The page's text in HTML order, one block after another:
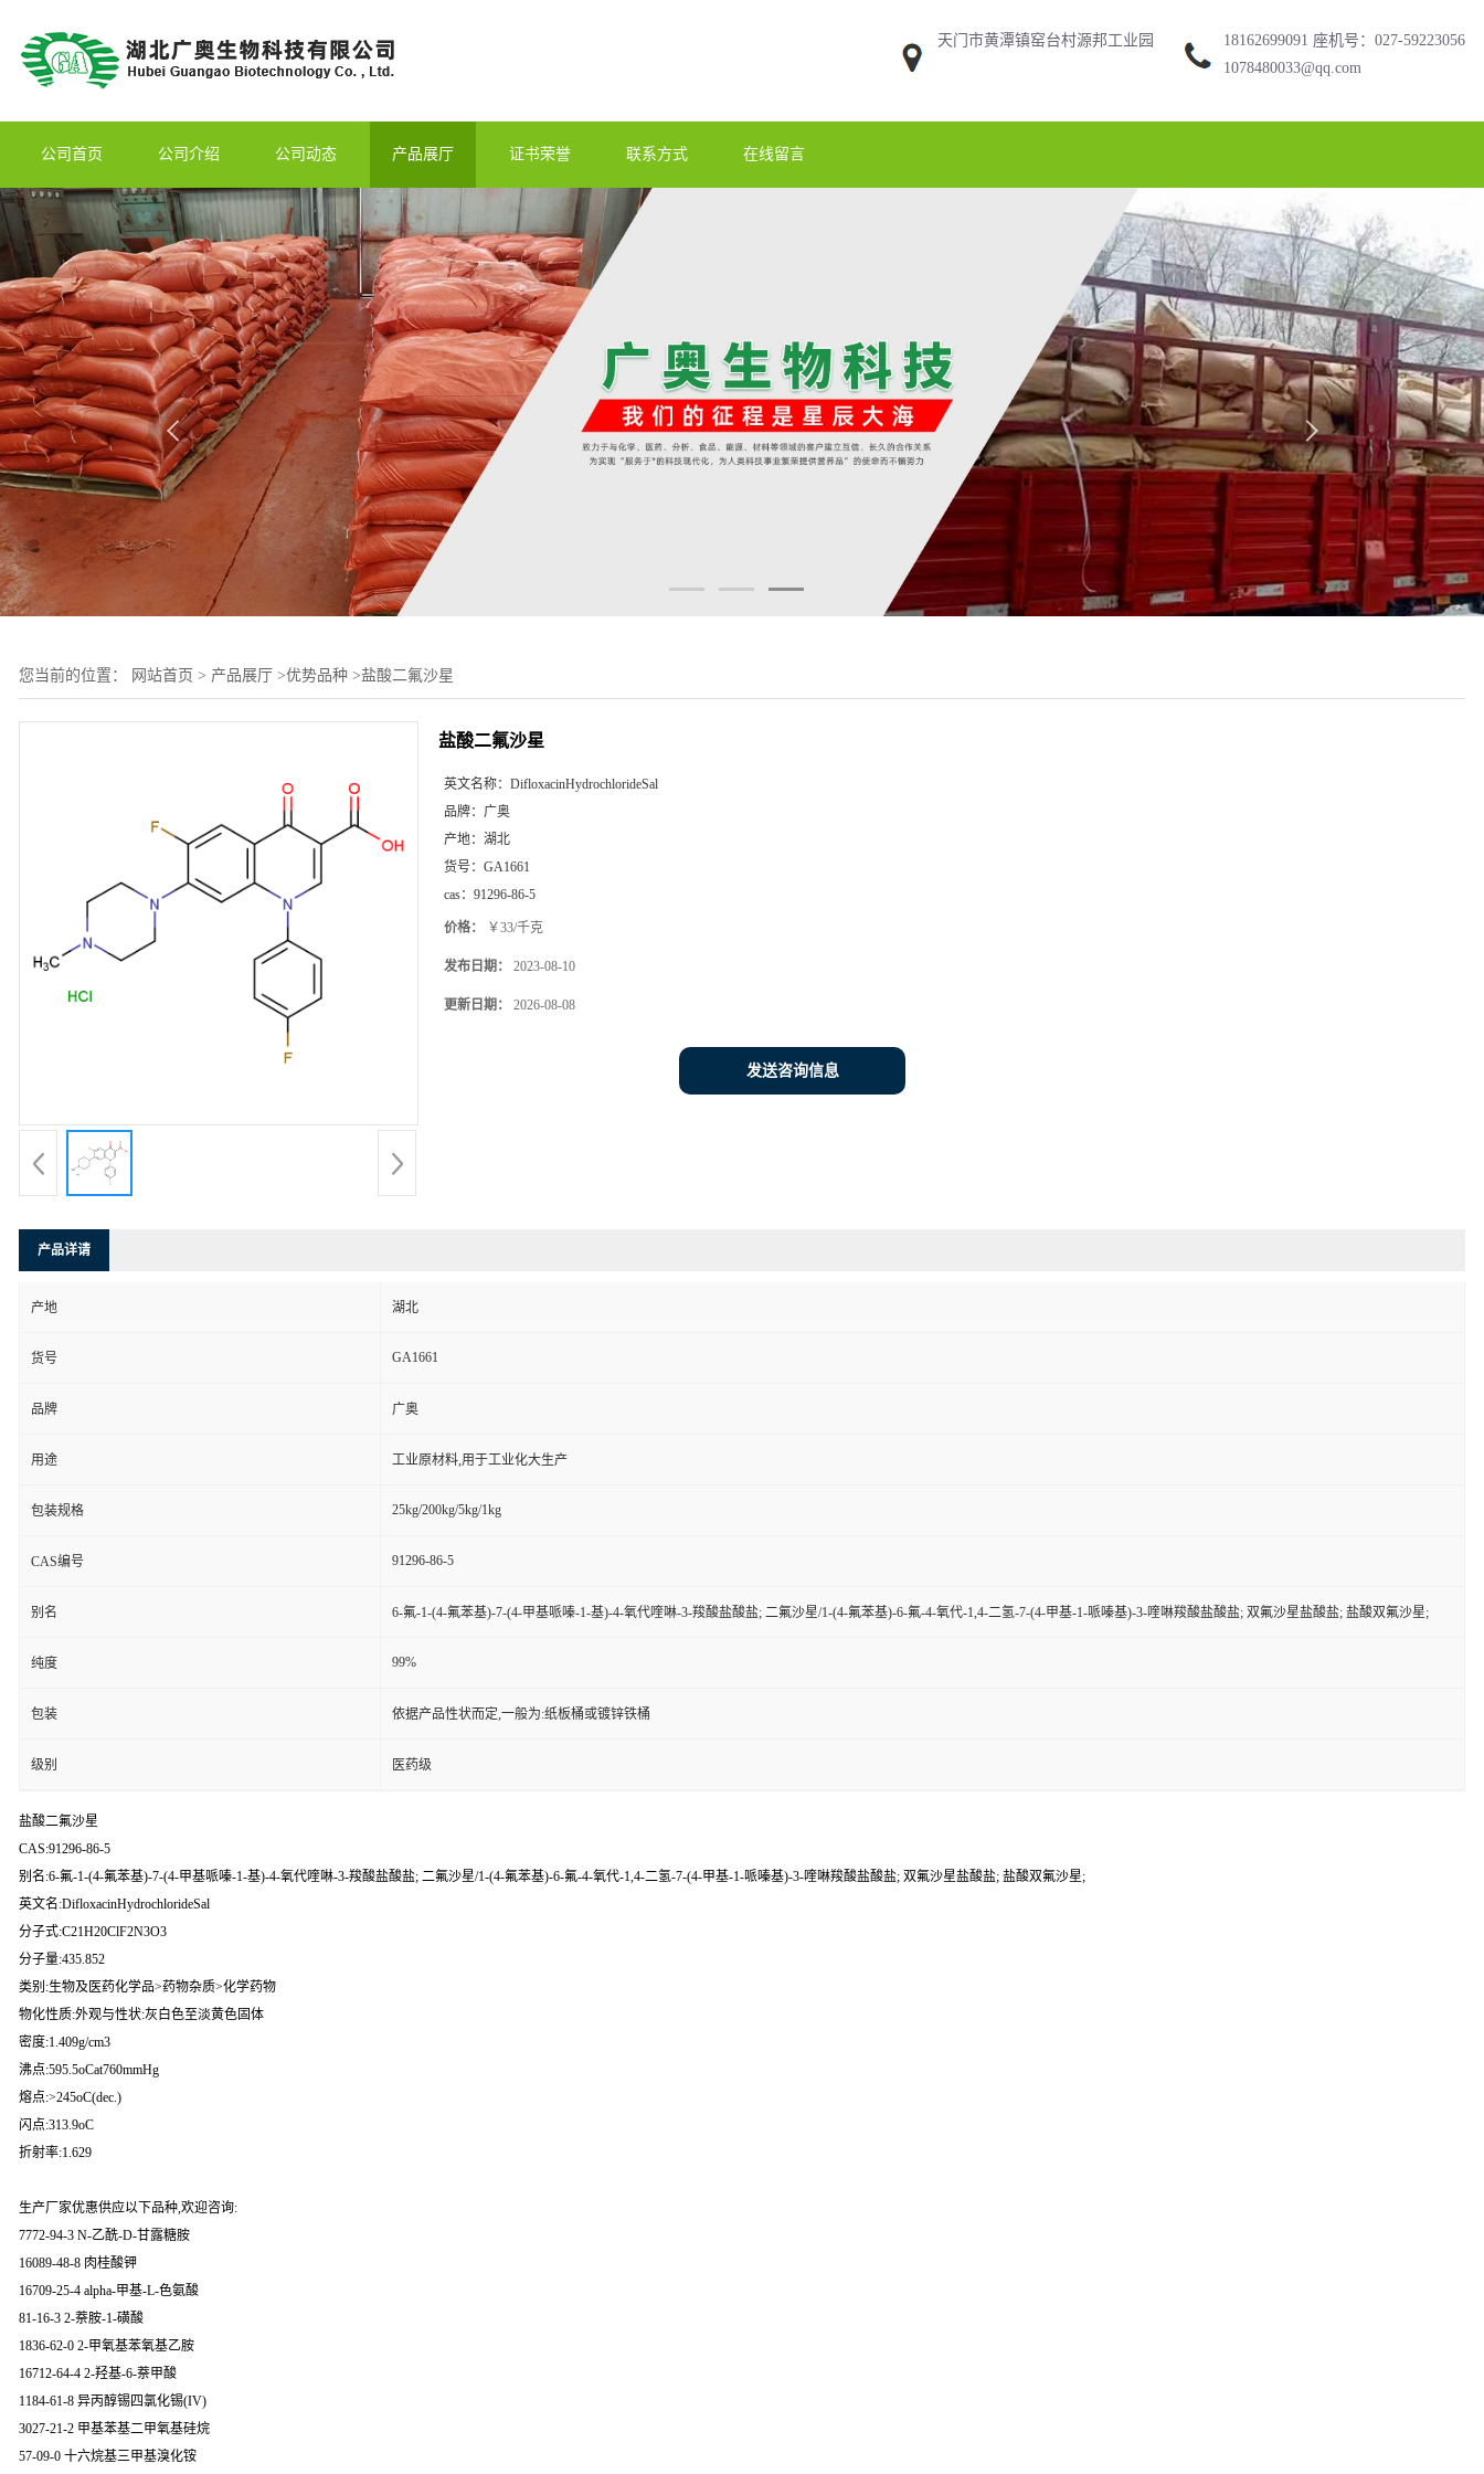
天门市黄潭镇窑台村源邦工业园
18162699091 座机号：027-59223056
1078480033@qq.com
公司首页 公司介绍 公司动态 产品展厅 证书荣誉 联系方式 在线留言
您当前的位置： 网站首页 > 产品展厅 >优势品种 >盐酸二氟沙星
盐酸二氟沙星
英文名称： DifloxacinHydrochlorideSal
品牌： 广奥
产地： 湖北
货号： GA1661
cas： 91296-86-5
价格： ￥33/千克
发布日期： 2023-08-10
更新日期： 2026-08-08
发送咨询信息
产品详请
产地 湖北
货号 GA1661
品牌 广奥
用途 工业原材料,用于工业化大生产
包装规格 25kg/200kg/5kg/1kg
CAS编号 91296-86-5
别名 6-氟-1-(4-氟苯基)-7-(4-甲基哌嗪-1-基)-4-氧代喹啉-3-羧酸盐酸盐; 二氟沙星/1-(4-氟苯基)-6-氟-4-氧代-1,4-二氢-7-(4-甲基-1-哌嗪基)-3-喹啉羧酸盐酸盐; 双氟沙星盐酸盐; 盐酸双氟沙星;
纯度 99%
包装 依据产品性状而定,一般为:纸板桶或镀锌铁桶
级别 医药级
盐酸二氟沙星
CAS:91296-86-5
别名:6-氟-1-(4-氟苯基)-7-(4-甲基哌嗪-1-基)-4-氧代喹啉-3-羧酸盐酸盐; 二氟沙星/1-(4-氟苯基)-6-氟-4-氧代-1,4-二氢-7-(4-甲基-1-哌嗪基)-3-喹啉羧酸盐酸盐; 双氟沙星盐酸盐; 盐酸双氟沙星;
英文名:DifloxacinHydrochlorideSal
分子式:C21H20ClF2N3O3
分子量:435.852
类别:生物及医药化学品>药物杂质>化学药物
物化性质:外观与性状:灰白色至淡黄色固体
密度:1.409g/cm3
沸点:595.5oCat760mmHg
熔点:>245oC(dec.)
闪点:313.9oC
折射率:1.629
生产厂家优惠供应以下品种,欢迎咨询:
7772-94-3 N-乙酰-D-甘露糖胺
16089-48-8 肉桂酸钾
16709-25-4 alpha-甲基-L-色氨酸
81-16-3 2-萘胺-1-磺酸
1836-62-0 2-甲氧基苯氧基乙胺
16712-64-4 2-羟基-6-萘甲酸
1184-61-8 异丙醇锡四氯化锡(IV)
3027-21-2 甲基苯基二甲氧基硅烷
57-09-0 十六烷基三甲基溴化铵